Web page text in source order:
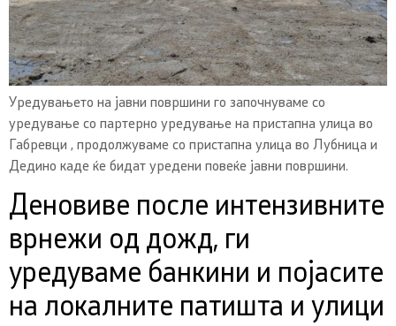
Уредувањето на јавни површини го започнуваме со
уредување со партерно уредување на пристапна улица во
Габревци , продолжуваме со пристапна улица во Лубница и
Дедино каде ќе бидат уредени повеќе јавни површини.
Деновиве после интензивните
врнежи од дожд, ги
уредуваме банкини и појасите
на локалните патишта и улици